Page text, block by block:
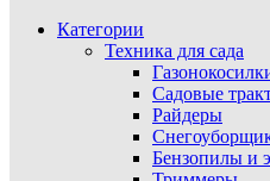
Категории
Техника для сада
Садовые
Райдеры
Бензопилы и